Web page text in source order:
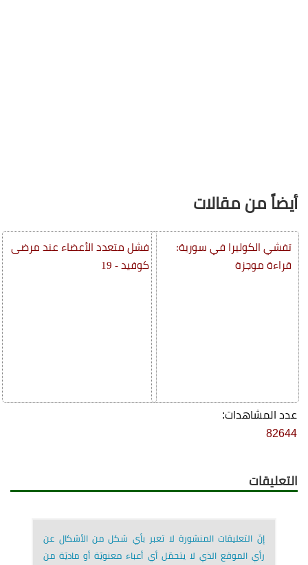
أيضاً من مقالات
تفشي الكوليرا في سورية:
قراءة موجزة
فشل متعدد الأعضاء عند مرضى
كوفيد - 19
عدد المشاهدات:
82644
التعليقات
إنّ التعليقات المنشورة لا تعبر بأي شكل من الأشكال عن
رأي الموقع الذي لا يتحمّل أي أعباء معنويّة أو ماديّة من